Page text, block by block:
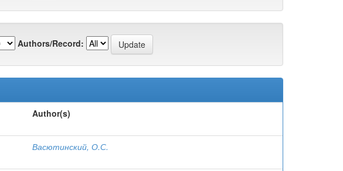
Authors/Record:
Author(s)
Васютинский, О.С.